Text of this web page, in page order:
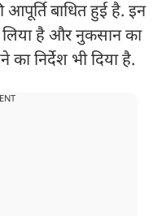
बाधित हुई है. इन
लिया है और नुकसान का
निर्देश भी दिया है.